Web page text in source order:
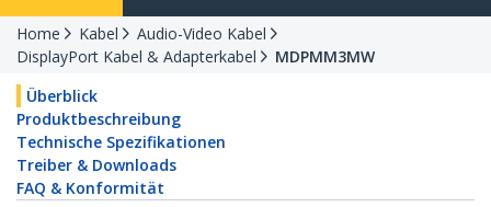
Home Kabel
Audio-Video Kabel
DisplayPort Kabel & Adapterkabel
MDPMM3MW
Überblick
Produktbeschreibung
Technische Spezifikationen
Treiber & Downloads
FAQ & Konformität